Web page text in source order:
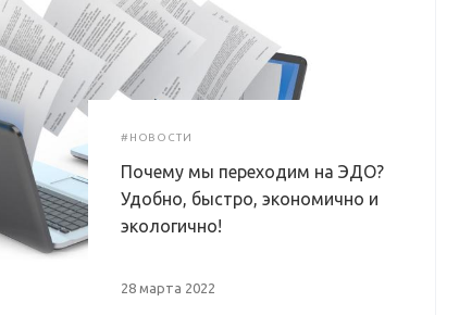
#НОВОСТИ
Почему мы переходим на ЭДО?
Удобно, быстро, экономично и
экологично!
28 марта 2022